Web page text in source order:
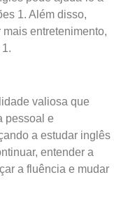
1. Além disso,
entretenimento,
valiosa que
pessoal e
a estudar inglês
entender a
a fluência e mudar